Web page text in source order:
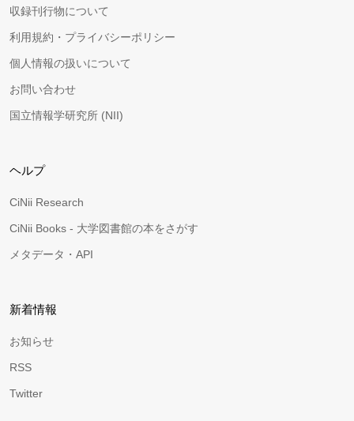
収録刊行物について
利用規約・プライバシーポリシー
個人情報の扱いについて
お問い合わせ
国立情報学研究所 (NII)
ヘルプ
CiNii Research
CiNii Books - 大学図書館の本をさがす
メタデータ・API
新着情報
お知らせ
RSS
Twitter